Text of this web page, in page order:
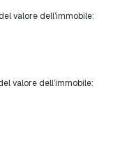
valore dell’immobile:
valore dell’immobile: